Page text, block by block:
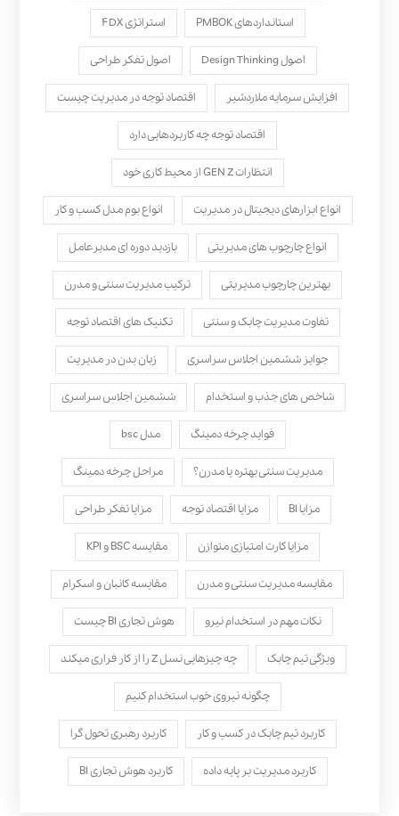
استانداردهای PMBOK استراتژی ۴DX
اصول Design Thinking اصول تفکر طراحی
افزایش سرمایه ملاردشیر اقتصاد توجه در مدیریت چیست
اقتصاد توجه چه کاربردهایی دارد
انتظارات GEN Z از محیط کاری خود
انواع ابزارهای دیجیتال در مدیریت انواع بوم مدل کسب‌ و کار
انواع چارچوب های مدیریتی بازدید دوره ای مدیرعامل
بهترین چارچوب مدیریتی ترکیب مدیریت سنتی و مدرن
تفاوت مدیریت چابک و سنتی تکنیک های اقتصاد توجه
جوایز ششمین اجلاس سراسری زبان بدن در مدیریت
شاخص های جذب و استخدام ششمین اجلاس سراسری
فواید چرخه دمینگ مدل bsc
مدیریت سنتی بهتره یا مدرن؟ مراحل چرخه دمینگ
مزایا BI مزایا اقتصاد توجه مزایا تفکر طراحی
مزایا کارت امتیازی متوازن مقایسه BSC و KPI
مقایسه مدیریت سنتی و مدرن مقایسه کانبان و اسکرام
نکات مهم در استخدام نیرو هوش تجاری BI چیست
ویژگی تیم چابک چه چیزهایی نسل Z را از کار فراری میکند
چگونه نیروی خوب استخدام کنیم
کاربرد تیم چابک در کسب و کار کاربرد رهبری تحول‌ گرا
کاربرد مدیریت بر پایه داده کاربرد هوش تجاری BI